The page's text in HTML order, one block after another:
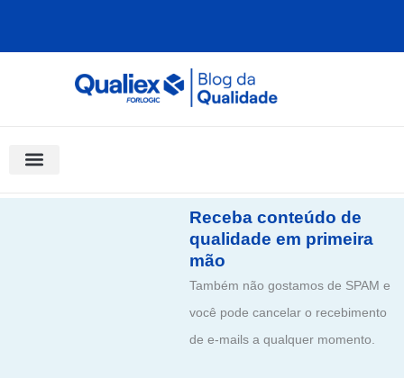
Receba conteúdo de
qualidade em primeira
mão
Também não gostamos de SPAM e
você pode cancelar o recebimento
de e-mails a qualquer momento.